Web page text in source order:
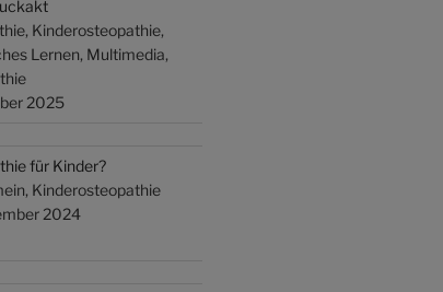
Kinderosteopathie,
Lernen, Multimedia,
2025
für Kinder?
Kinderosteopathie
2024